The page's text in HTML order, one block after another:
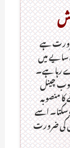
ہےـ
میں
رہا ہے۔
چینل
منصوبہ
اسے
کی ضرورت